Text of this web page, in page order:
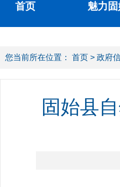
首页 魅力
您当前所在位置： 首页 > 政府
固始县